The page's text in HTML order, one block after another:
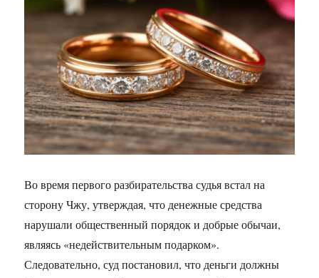
Во время первого разбирательства судья встал на
сторону Чжу, утверждая, что денежные средства
нарушали общественный порядок и добрые обычаи,
являясь «недействительным подарком».
Следовательно, суд постановил, что деньги должны